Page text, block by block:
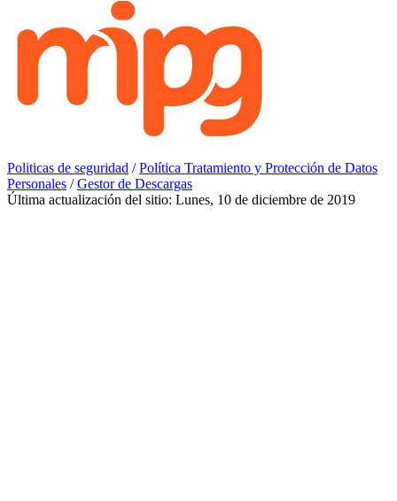
Politicas de seguridad /Política Tratamiento y Protección de Datos
Personales /Gestor de Descargas
Última actualización del sitio: Lunes, 10 de diciembre de 2019